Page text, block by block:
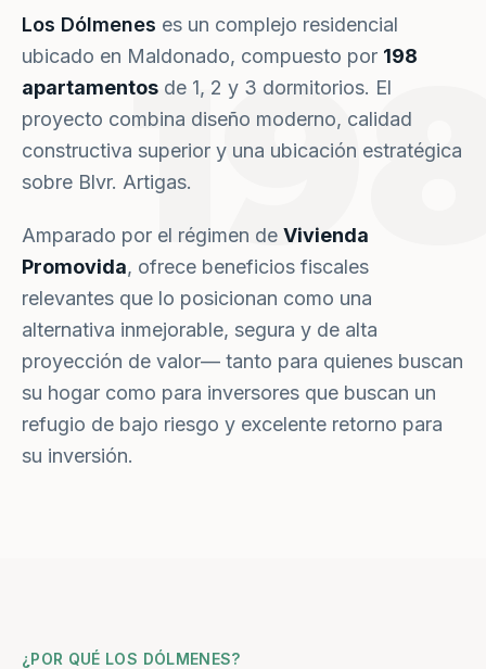
Los Dólmenes es un complejo residencial
ubicado en Maldonado, compuesto por 198
apartamentos de 1, 2 y 3 dormitorios. El
proyecto combina diseño moderno, calidad
constructiva superior y una ubicación estratégica
sobre Blvr. Artigas.
Amparado por el régimen de Vivienda
Promovida, ofrece beneficios fiscales
relevantes que lo posicionan como una
alternativa inmejorable, segura y de alta
proyección de valor— tanto para quienes buscan
su hogar como para inversores que buscan un
refugio de bajo riesgo y excelente retorno para
su inversión.
¿POR QUÉ LOS DÓLMENES?